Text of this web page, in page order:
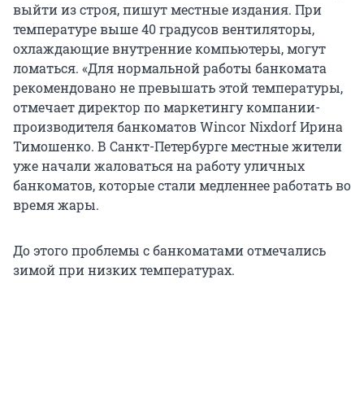
выйти из строя, пишут местные издания. При
температуре выше 40 градусов вентиляторы,
охлаждающие внутренние компьютеры, могут
ломаться. «Для нормальной работы банкомата
рекомендовано не превышать этой температуры,
отмечает директор по маркетингу компании-
производителя банкоматов Wincor Nixdorf Ирина
Тимошенко. В Санкт-Петербурге местные жители
уже начали жаловаться на работу уличных
банкоматов, которые стали медленнее работать во
время жары.
До этого проблемы с банкоматами отмечались
зимой при низких температурах.